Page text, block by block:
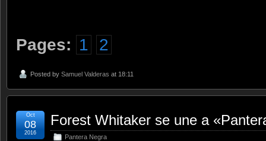
Pages: 1 2
Posted by Samuel Valderas at 18:11
Forest Whitaker se une a
Pantera Negra
Oct
08
2016